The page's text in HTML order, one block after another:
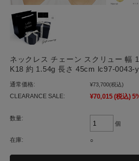
ネックレス チェーン スクリュー 幅
K18 約 1.54g 長さ 45cm lc97-0043-
通常価格: ¥73,700(税込)
CLEARANCE SALE: ¥70,015 (税込)
数量:
個
在庫: ○